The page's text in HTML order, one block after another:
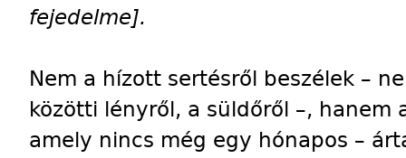
fejedelme].
Nem a hízott sertésről beszélek –
közötti lényről, a süldőről –, hanem
amely nincs még egy hónapos –